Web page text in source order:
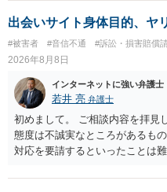
ただ、「328が名誉毀損、偽計
る法律違反に該当するといわれ
ていない何らかの背景事情があ
ん。公開の場で詳細を投稿する
士へ直接相談した方がよいでしょ
出会いサイト身体目的、ヤ
#被害者 #音信不通 #訴訟・損害賠償
2026年8月8日
インターネットに強い弁護士
若井 亮 弁護士
初めまして。 ご相談内容を拝見
態度は不誠実なところがあるも
対応を要請するといったことは